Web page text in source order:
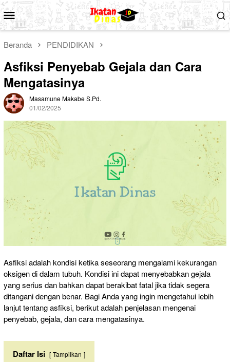
Loncat
ke
konten
Menu
Mobile
Beranda PENDIDIKAN
Asfiksi Penyebab Gejala dan Cara
Mengatasinya
Masamune Makabe S.Pd.
01/02/2025
Asfiksi adalah kondisi ketika seseorang mengalami kekurangan
oksigen di dalam tubuh. Kondisi ini dapat menyebabkan gejala
yang serius dan bahkan dapat berakibat fatal jika tidak segera
ditangani dengan benar. Bagi Anda yang ingin mengetahui lebih
lanjut tentang asfiksi, berikut adalah penjelasan mengenai
penyebab, gejala, dan cara mengatasinya.
Daftar Isi Tampilkan